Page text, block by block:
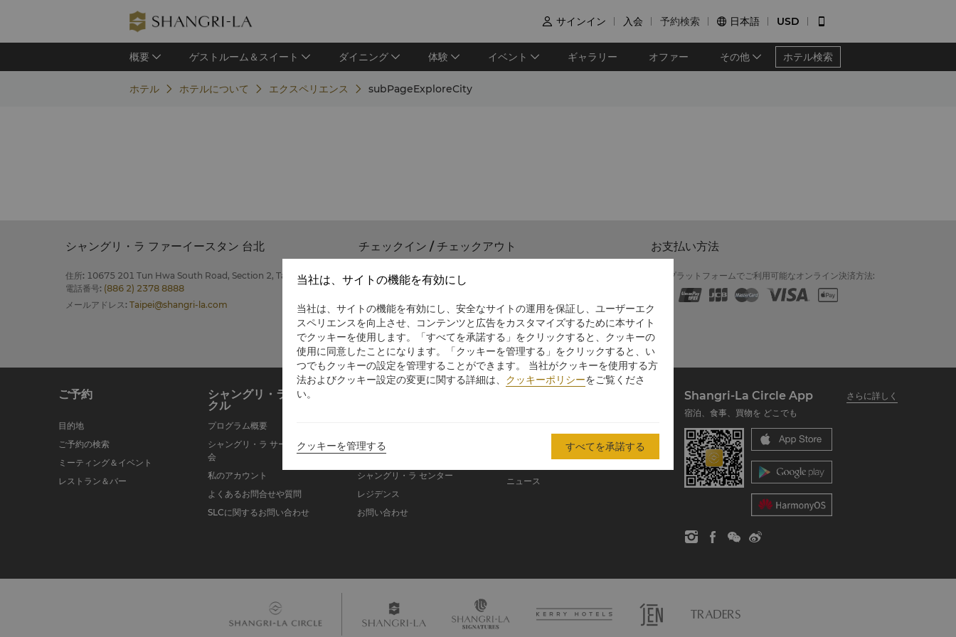
 サインイン 入会 予約検索  日本語 USD 
概要 ゲストルーム＆スイート ダイニング 体験 イベント ギャラリー オファー その他 ホテル検索
ホテル ホテルについて エクスペリエンス subPageExploreCity
シャングリ・ラ ファーイースタン 台北
住所: 10675 201 Tun Hwa South Road, Section 2, Taipei
電話番号: (886 2) 2378 8888
メールアドレス: Taipei@shangri-la.com
チェックイン / チェックアウト
シャングリ・ラでのご滞在をお楽しみください。
チェックイン/アウトの時間は以下のとおりです。
チェックイン：15時
チェックアウト：12時
ホライゾンクラブにご滞在のゲストの皆様は16時までのレイト
チェックアウトをご利用いただる場合がございます
お支払い方法
対象プラットフォームでご利用可能なオンライン決済方法:
ご予約
目的地
ご予約の検索
ミーティング＆イベント
レストラン＆バー
シャングリ・ラ サー
クル
プログラム概要
シャングリ・ラ サークルに入
会
私のアカウント
よくあるお問合せや質問
SLCに関するお問い合わせ
いて
シャングリ・ラ ブランド
シャングリ・ラ センター
レジデンス
お問い合わせ
企業の社会的責任
ニュース
Shangri-La Circle App
さらに詳しく
宿泊、食事、買物を どこでも
当社は、サイトの機能を有効にし
当社は、サイトの機能を有効にし、安全なサイトの運用を保証し、ユーザーエク
スペリエンスを向上させ、コンテンツと広告をカスタマイズするために本サイト
でクッキーを使用します。「すべてを承諾する」をクリックすると、クッキーの
使用に同意したことになります。「クッキーを管理する」をクリックすると、い
つでもクッキーの設定を管理することができます。 当社がクッキーを使用する方
法およびクッキー設定の変更に関する詳細は、 クッキーポリシーをご覧くださ
い。
クッキーを管理する すべてを承諾する